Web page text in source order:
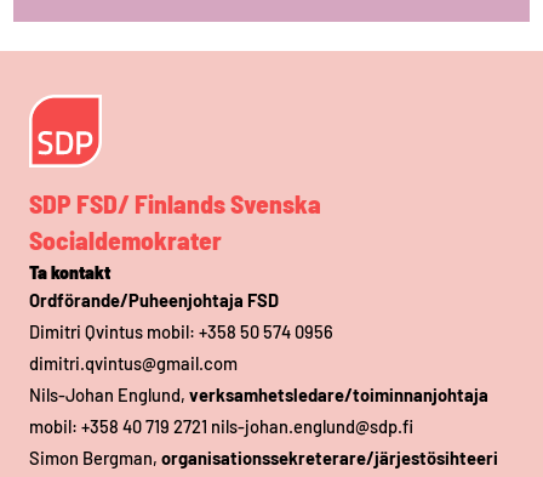
SDP FSD/ Finlands Svenska
Socialdemokrater
Ta kontakt
Ordförande/Puheenjohtaja FSD
Dimitri Qvintus mobil: +358 50 574 0956
dimitri.qvintus@gmail.com
Nils-Johan Englund, verksamhetsledare/toiminnanjohtaja
mobil: +358 40 719 2721 nils-johan.englund@sdp.fi
Simon Bergman, organisationssekreterare/järjestösihteeri